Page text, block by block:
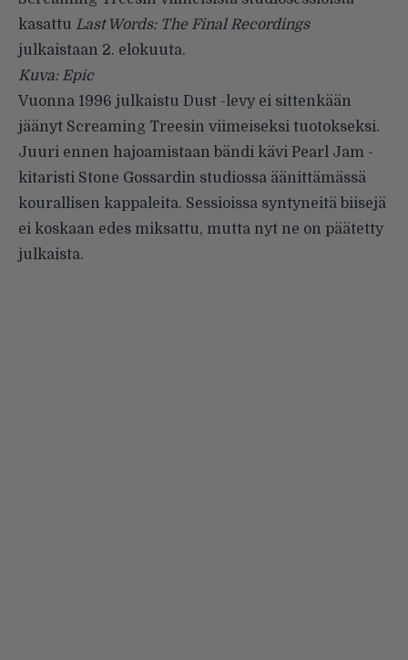
kasattu Last Words: The Final Recordings
julkaistaan 2. elokuuta.
Kuva: Epic
Vuonna 1996 julkaistu Dust -levy ei sittenkään
jäänyt Screaming Treesin viimeiseksi tuotokseksi.
Juuri ennen hajoamistaan bändi kävi Pearl Jam -
kitaristi Stone Gossardin studiossa äänittämässä
kourallisen kappaleita. Sessioissa syntyneitä biisejä
ei koskaan edes miksattu, mutta nyt ne on päätetty
julkaista.